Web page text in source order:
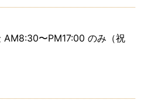
AM8:30〜PM17:00 のみ（祝